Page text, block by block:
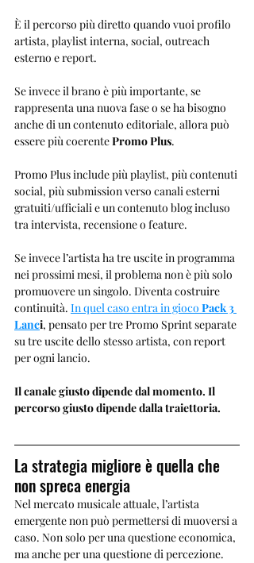
È il percorso più diretto quando vuoi profilo
artista, playlist interna, social, outreach
esterno e report.
Se invece il brano è più importante, se
rappresenta una nuova fase o se ha bisogno
anche di un contenuto editoriale, allora può
essere più coerente Promo Plus.
Promo Plus include più playlist, più contenuti
social, più submission verso canali esterni
gratuiti/ufficiali e un contenuto blog incluso
tra intervista, recensione o feature.
Se invece l’artista ha tre uscite in programma
nei prossimi mesi, il problema non è più solo
promuovere un singolo. Diventa costruire
continuità. In quel caso entra in gioco Pack 3
Lanci, pensato per tre Promo Sprint separate
su tre uscite dello stesso artista, con report
per ogni lancio.
Il canale giusto dipende dal momento. Il
percorso giusto dipende dalla traiettoria.
La strategia migliore è quella che
non spreca energia
Nel mercato musicale attuale, l’artista
emergente non può permettersi di muoversi a
caso. Non solo per una questione economica,
ma anche per una questione di percezione.